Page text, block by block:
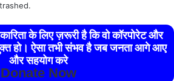
के लिए ज़रूरी है कि वो कॉरपोरेट और
हो। ऐसा तभी संभव है जब जनता आगे आए
और सहयोग करे
Donate Now